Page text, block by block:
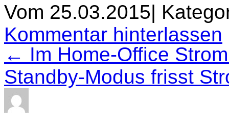
Vom 25.03.2015|
Kommentar hinterlassen
← Im Home-Office
Standby-Modus frisst